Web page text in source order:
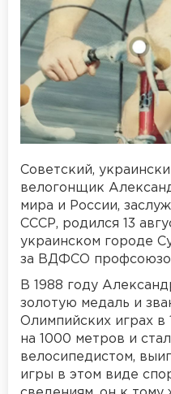
Советский,
велогонщик
мира и России,
СССР, родился 13
украинском городе
за ВДФСО
В 1988 году
золотую медаль и
Олимпийских играх в
на 1000 метров и
велосипедистом,
игры в этом виде